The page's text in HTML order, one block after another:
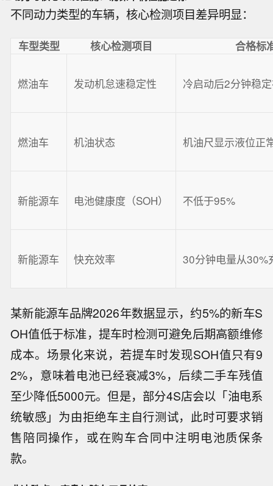
不同动力类型的车辆，核心检测项目差异明显：
车型类型 核心检测项目 合格标
燃油车 发动机怠速稳定性 冷启动后2分钟稳
燃油车 机油状态 机油尺显示液位正
新能源车 电池健康度（SOH） 不低于95%
新能源车 快充效率 30分钟电量从30%
某新能源车品牌2026年数据显示，约5%的新车S
OH值低于标准，提车时检测可避免后期高额维修
成本。场景化来说，若提车时发现SOH值只有9
2%，意味着电池已经衰减3%，后续二手车残值
至少降低5000元。但是，部分4S店会以「油电系
统敏感」为由拒绝车主自行测试，此时可要求销
售陪同操作，或在购车合同中注明电池质保条
款。